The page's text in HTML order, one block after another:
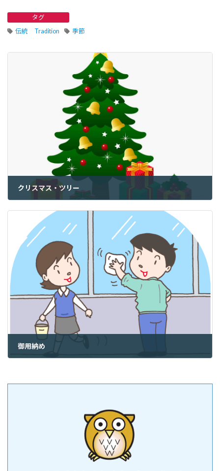
タグ
伝統 Tradition
季節
クリスマス・ツリー
御用納め